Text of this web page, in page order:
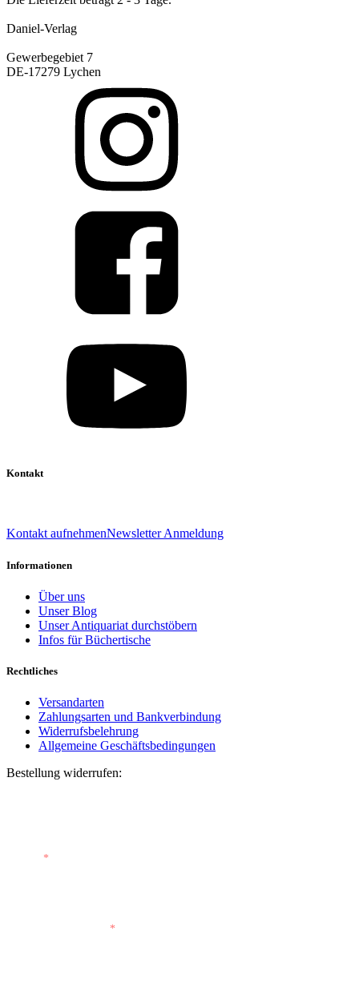
Daniel-Verlag
Gewerbegebiet 7
DE-17279 Lychen
Kontakt
Kontakt aufnehmenNewsletter Anmeldung
Informationen
Über uns
Unser Blog
Unser Antiquariat durchstöbern
Infos für Büchertische
Rechtliches
Versandarten
Zahlungsarten und Bankverbindung
Widerrufsbelehrung
Allgemeine Geschäftsbedingungen
Bestellung widerrufen:
*
*